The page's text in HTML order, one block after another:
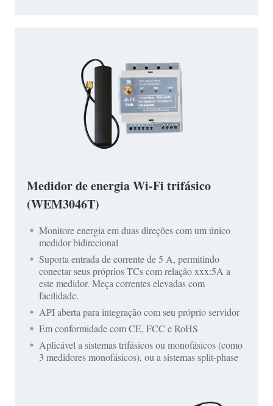
Medidor de energia Wi-Fi trifásico
(WEM3046T)
Monitore energia em duas direções com um único
medidor bidirecional
Suporta entrada de corrente de 5 A, permitindo
conectar seus próprios TCs com relação xxx:5A a
este medidor. Meça correntes elevadas com
facilidade.
API aberta para integração com seu próprio servidor
Em conformidade com CE, FCC e RoHS
Aplicável a sistemas trifásicos ou monofásicos (como
3 medidores monofásicos), ou a sistemas split-phase